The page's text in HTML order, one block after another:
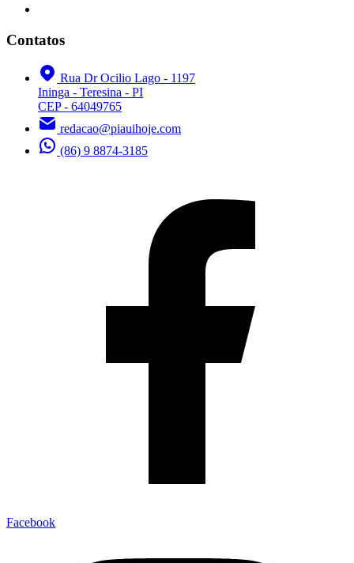
Contatos
Rua Dr Ocilio Lago - 1197
Ininga - Teresina - PI
CEP - 64049765
redacao@piauihoje.com
(86) 9 8874-3185
Facebook